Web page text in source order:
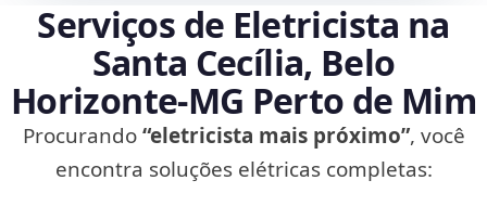
Serviços de Eletricista na
Santa Cecília, Belo
Horizonte‑MG Perto de Mim
Procurando“eletricista mais próximo”, você
encontra soluções elétricas completas: